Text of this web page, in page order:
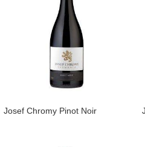
Josef Chromy Pinot Noir